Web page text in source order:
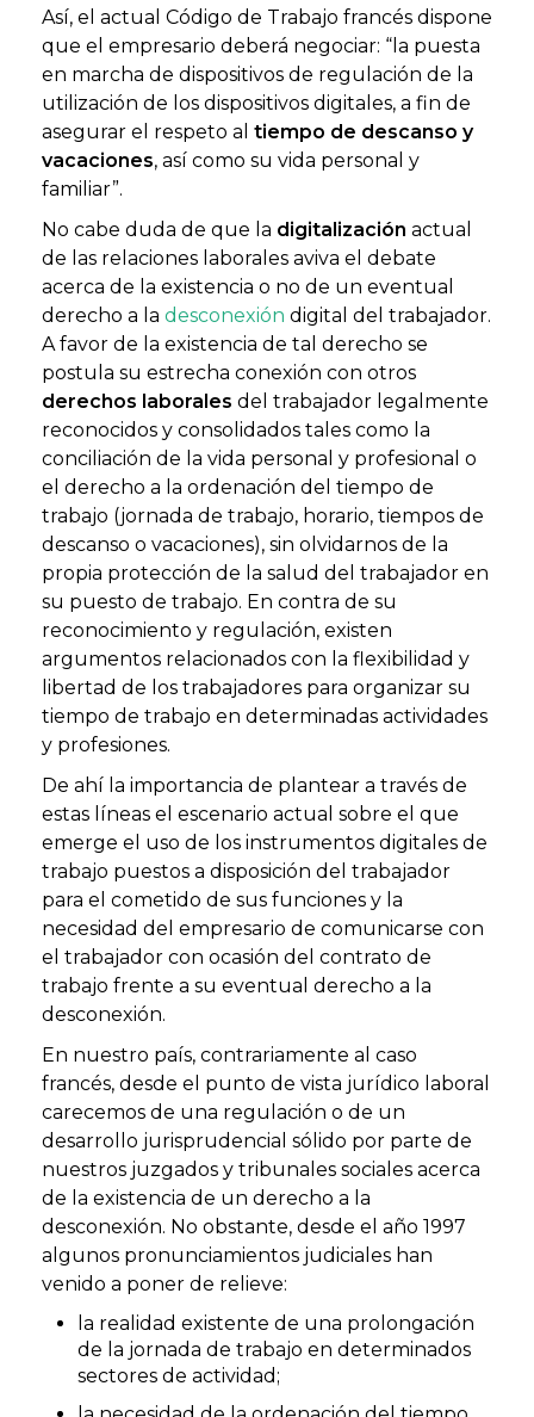
Así, el actual Código de Trabajo francés dispone
que el empresario deberá negociar: “la puesta
en marcha de dispositivos de regulación de la
utilización de los dispositivos digitales, a fin de
asegurar el respeto al tiempo de descanso y
vacaciones, así como su vida personal y
familiar”.
No cabe duda de que la digitalización actual
de las relaciones laborales aviva el debate
acerca de la existencia o no de un eventual
derecho a la desconexión digital del trabajador.
A favor de la existencia de tal derecho se
postula su estrecha conexión con otros
derechos laborales del trabajador legalmente
reconocidos y consolidados tales como la
conciliación de la vida personal y profesional o
el derecho a la ordenación del tiempo de
trabajo (jornada de trabajo, horario, tiempos de
descanso o vacaciones), sin olvidarnos de la
propia protección de la salud del trabajador en
su puesto de trabajo. En contra de su
reconocimiento y regulación, existen
argumentos relacionados con la flexibilidad y
libertad de los trabajadores para organizar su
tiempo de trabajo en determinadas actividades
y profesiones.
De ahí la importancia de plantear a través de
estas líneas el escenario actual sobre el que
emerge el uso de los instrumentos digitales de
trabajo puestos a disposición del trabajador
para el cometido de sus funciones y la
necesidad del empresario de comunicarse con
el trabajador con ocasión del contrato de
trabajo frente a su eventual derecho a la
desconexión.
En nuestro país, contrariamente al caso
francés, desde el punto de vista jurídico laboral
carecemos de una regulación o de un
desarrollo jurisprudencial sólido por parte de
nuestros juzgados y tribunales sociales acerca
de la existencia de un derecho a la
desconexión. No obstante, desde el año 1997
algunos pronunciamientos judiciales han
venido a poner de relieve:
la realidad existente de una prolongación
de la jornada de trabajo en determinados
sectores de actividad;